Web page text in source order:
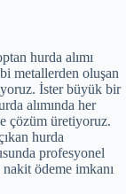
hurda alımı
metallerden oluşan
İster büyük bir
alımında her
çözüm üretiyoruz.
hurda
profesyonel
ödeme imkanı